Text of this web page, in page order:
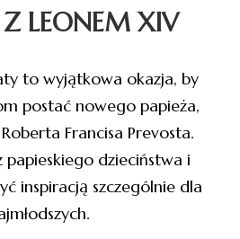
LEONEM XIV
to wyjątkowa okazja, by
postać nowego papieża,
Francisa Prevosta.
dzieciństwa i
inspiracją szczególnie dla